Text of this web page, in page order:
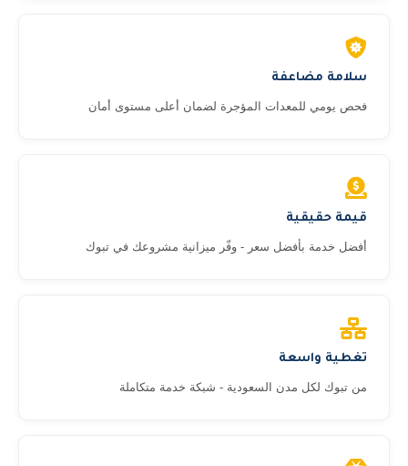
سلامة مضاعفة
فحص يومي للمعدات المؤجرة لضمان أعلى مستوى أمان
قيمة حقيقية
أفضل خدمة بأفضل سعر - وفّر ميزانية مشروعك في تبوك
تغطية واسعة
من تبوك لكل مدن السعودية - شبكة خدمة متكاملة